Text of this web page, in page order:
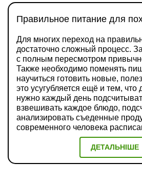
Правильное питание для
Для многих переход на
достаточно сложный процесс.
с полным пересмотром
Также необходимо поменять
научиться готовить новые,
это усугубляется ещё и тем,
нужно каждый день
взвешивать каждое блюдо,
анализировать съеденные
современного человека
ДЕТАЛЬНІШЕ